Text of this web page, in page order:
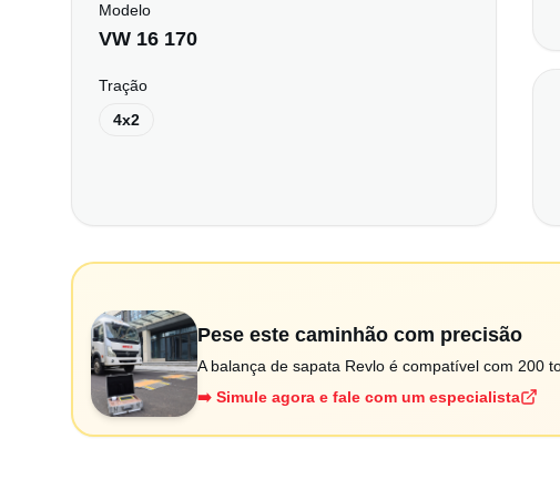
Modelo
VW 16 170
Tração
4x2
Pese este caminhão com precisão
A balança de sapata Revlo é compatível com 200
➡️ Simule agora e fale com um especialista